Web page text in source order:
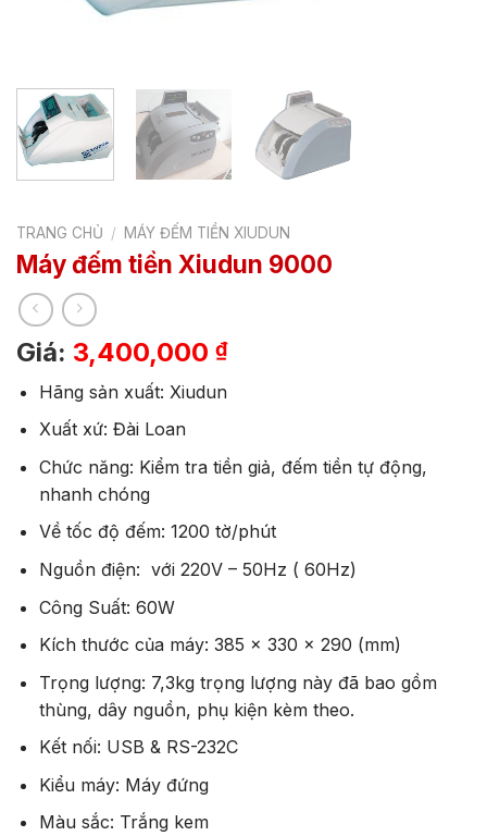
TRANG CHỦ / MÁY ĐẾM TIỀN XIUDUN
Máy đếm tiền Xiudun 9000
Giá: 3,400,000 ₫
Hãng sản xuất: Xiudun
Xuất xứ: Đài Loan
Chức năng: Kiểm tra tiền giả, đếm tiền tự động,
nhanh chóng
Về tốc độ đếm: 1200 tờ/phút
Nguồn điện: với 220V – 50Hz ( 60Hz)
Công Suất: 60W
Kích thước của máy: 385 x 330 x 290 (mm)
Trọng lượng: 7,3kg trọng lượng này đã bao gồm
thùng, dây nguồn, phụ kiện kèm theo.
Kết nối: USB & RS-232C
Kiểu máy: Máy đứng
Màu sắc: Trắng kem